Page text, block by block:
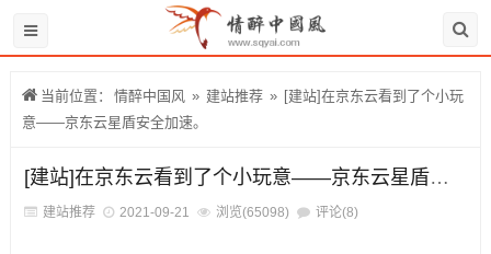
当前位置： 情醉中国风 » 建站推荐 » [建站]在京东云看到了个小玩
意——京东云星盾安全加速。
[建站]在京东云看到了个小玩意——京东云星盾安全加速。
建站推荐 2021-09-21 浏览(65098) 评论(8)